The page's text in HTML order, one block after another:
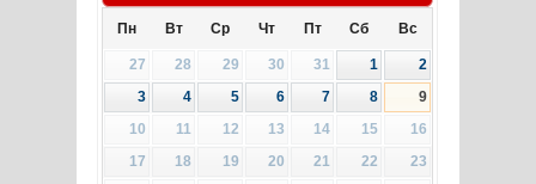
Пн Вт Ср Чт Пт Сб Вс
27 28 29 30 31 1
2
3
4 5 6 7 8
9
10
11 12 13 14 15
16
17
18 19 20 21 22
23